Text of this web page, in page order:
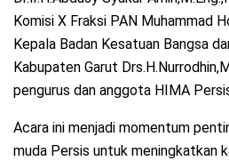
Komisi X Fraksi PAN Muhammad
Kepala Badan Kesatuan Bangsa
Kabupaten Garut
pengurus dan anggota HIMA
Acara ini menjadi momentum
muda Persis untuk meningkatkan